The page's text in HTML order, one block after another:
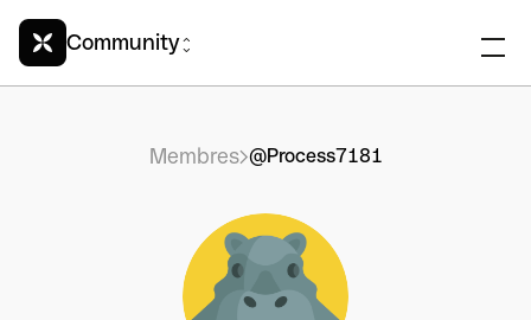
Community
Membres @Process7181